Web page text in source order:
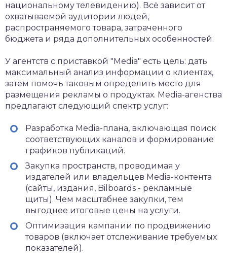
национальному телевидению). Всё зависит от
охватываемой аудитории людей,
распространяемого товара, затраченного
бюджета и ряда дополнительных особенностей.
У агентств с приставкой "Media" есть цель: дать
максимальный анализ информации о клиентах,
затем помочь таковым определить место для
размещения рекламы о продуктах. Media-агенства
предлагают следующий спектр услуг:
Разработка Media-плана, включающая поиск
соответствующих каналов и формирование
графиков публикаций.
Закупка пространств, проводимая у
издателей или владельцев Media-контента
(сайты, издания, Bilboards - рекламные
щиты). Чем масштабнее закупки, тем
выгоднее итоговые цены на услуги.
Оптимизация кампании по продвижению
товаров (включает отслеживание требуемых
показателей).